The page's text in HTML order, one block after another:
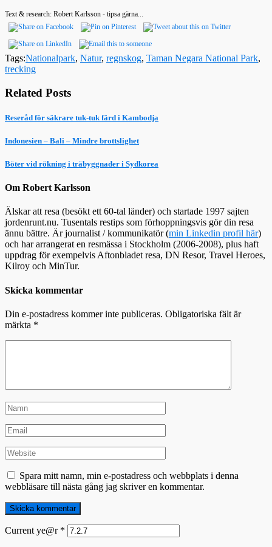
Text & research: Robert Karlsson - tipsa gärna...
Tags:Nationalpark, Natur, regnskog, Taman Negara National Park,
trecking
Related Posts
Reseråd för säkrare tuk-tuk färd i Kambodja
Indonesien – Bali – Mindre brottslighet
Böter vid rökning i träbyggnader i Sydkorea
Om Robert Karlsson
Älskar att resa (besökt ett 60-tal länder) och startade 1997 sajten
jordenrunt.nu. Tusentals restips som förhoppningsvis gör din resa
ännu bättre. Är journalist / kommunikatör (min Linkedin profil här)
och har arrangerat en resmässa i Stockholm (2006-2008), plus haft
uppdrag för exempelvis Aftonbladet resa, DN Resor, Travel Heroes,
Kilroy och MinTur.
Skicka kommentar
Din e-postadress kommer inte publiceras. Obligatoriska fält är
märkta *
Spara mitt namn, min e-postadress och webbplats i denna
webbläsare till nästa gång jag skriver en kommentar.
Current ye@r *